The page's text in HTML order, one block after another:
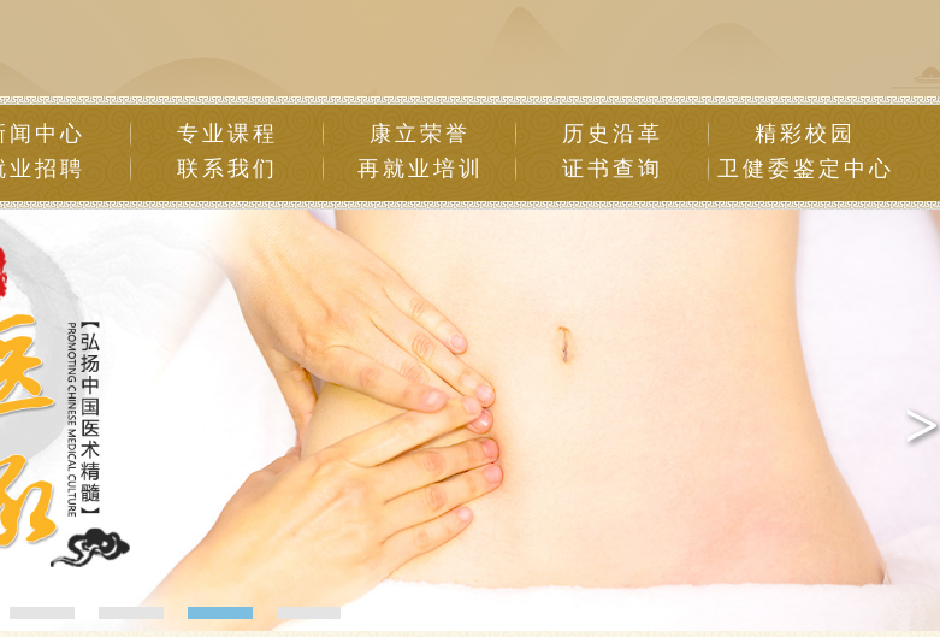
闻中心 专业课程 康立荣誉 历史沿革
精彩校园
业招聘 联系我们 再就业培训 证书查询 卫健委鉴定中心
>